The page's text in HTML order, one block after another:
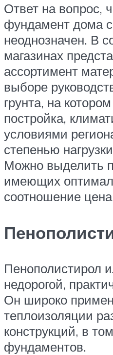
Ответ на вопрос,
фундамент дома
неоднозначен. В
магазинах
ассортимент
выборе
грунта, на
постройка,
условиями
степенью
Можно выделить
имеющих
соотношение цена
Пенополистирол
недорогой,
Он широко
теплоизоляции
конструкций, в
фундаментов.